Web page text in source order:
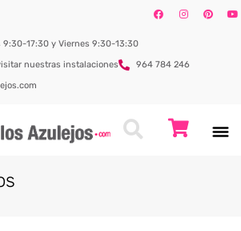
9:30-17:30 y Viernes 9:30-13:30
nuestras instalaciones
964 784 246